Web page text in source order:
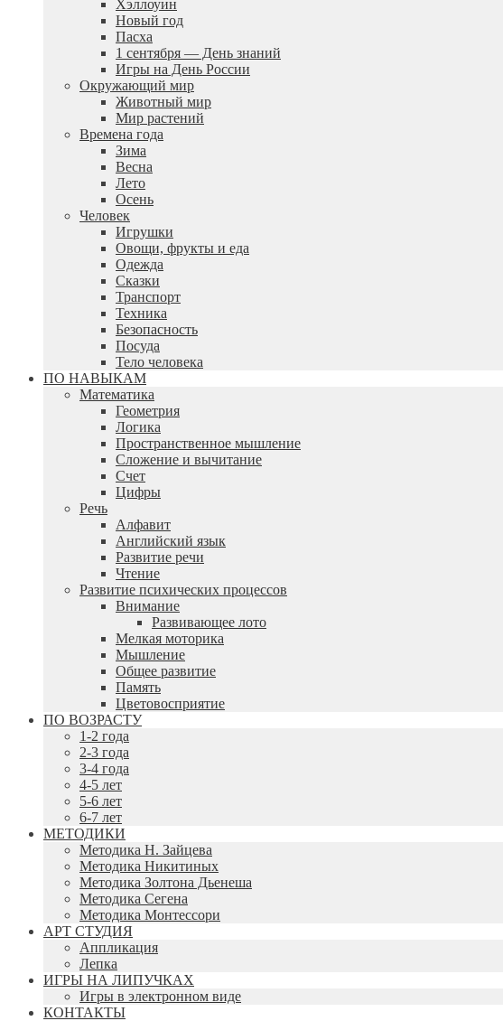
Хэллоуин
Новый год
Пасха
1 сентября — День знаний
Игры на День России
Окружающий мир
Животный мир
Мир растений
Времена года
Зима
Весна
Лето
Осень
Человек
Игрушки
Овощи, фрукты и еда
Одежда
Сказки
Транспорт
Техника
Безопасность
Посуда
Тело человека
ПО НАВЫКАМ
Математика
Геометрия
Логика
Пространственное мышление
Сложение и вычитание
Счет
Цифры
Речь
Алфавит
Английский язык
Развитие речи
Чтение
Развитие психических процессов
Внимание
Развивающее лото
Мелкая моторика
Мышление
Общее развитие
Память
Цветовосприятие
ПО ВОЗРАСТУ
1-2 года
2-3 года
3-4 года
4-5 лет
5-6 лет
6-7 лет
МЕТОДИКИ
Методика Н. Зайцева
Методика Никитиных
Методика Золтона Дьенеша
Методика Сегена
Методика Монтессори
АРТ СТУДИЯ
Аппликация
Лепка
ИГРЫ НА ЛИПУЧКАХ
Игры в электронном виде
КОНТАКТЫ